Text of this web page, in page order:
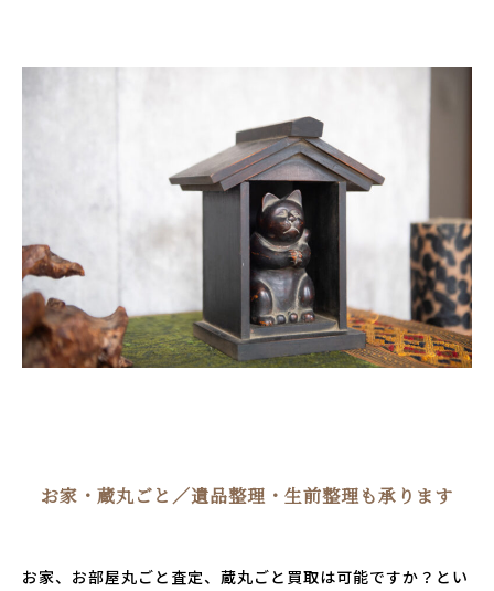
お家・蔵丸ごと／遺品整理・生前整理も承ります
お家、お部屋丸ごと査定、蔵丸ごと買取は可能ですか？とい